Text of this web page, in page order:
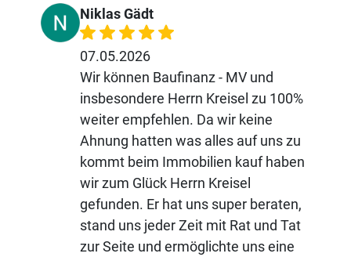
Niklas Gädt
07.05.2026
Wir können Baufinanz - MV und
insbesondere Herrn Kreisel zu 100%
weiter empfehlen. Da wir keine
Ahnung hatten was alles auf uns zu
kommt beim Immobilien kauf haben
wir zum Glück Herrn Kreisel
gefunden. Er hat uns super beraten,
stand uns jeder Zeit mit Rat und Tat
zur Seite und ermöglichte uns eine